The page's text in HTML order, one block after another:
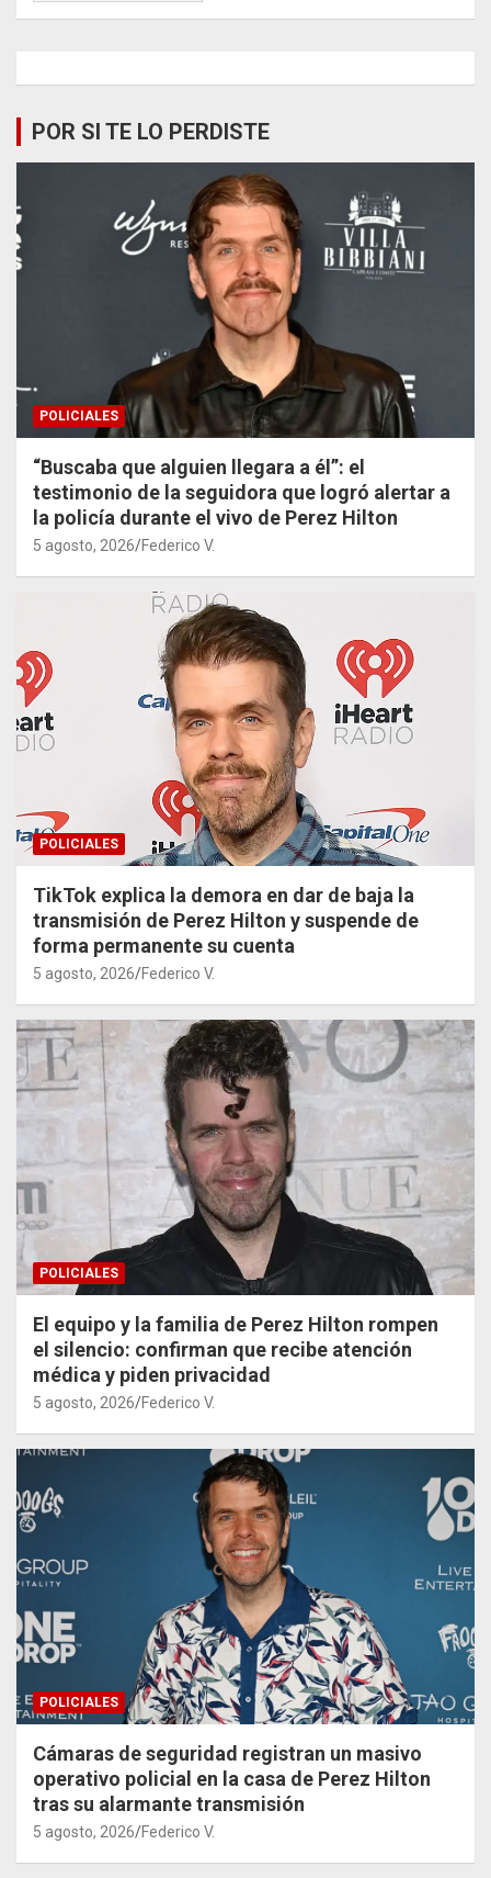
POR SI TE LO PERDISTE
POLICIALES
“Buscaba que alguien llegara a él”: el
testimonio de la seguidora que logró alertar a
la policía durante el vivo de Perez Hilton
5 agosto, 2026 Federico V.
POLICIALES
TikTok explica la demora en dar de baja la
transmisión de Perez Hilton y suspende de
forma permanente su cuenta
5 agosto, 2026 Federico V.
POLICIALES
El equipo y la familia de Perez Hilton rompen
el silencio: confirman que recibe atención
médica y piden privacidad
5 agosto, 2026 Federico V.
POLICIALES
Cámaras de seguridad registran un masivo
operativo policial en la casa de Perez Hilton
tras su alarmante transmisión
5 agosto, 2026 Federico V.